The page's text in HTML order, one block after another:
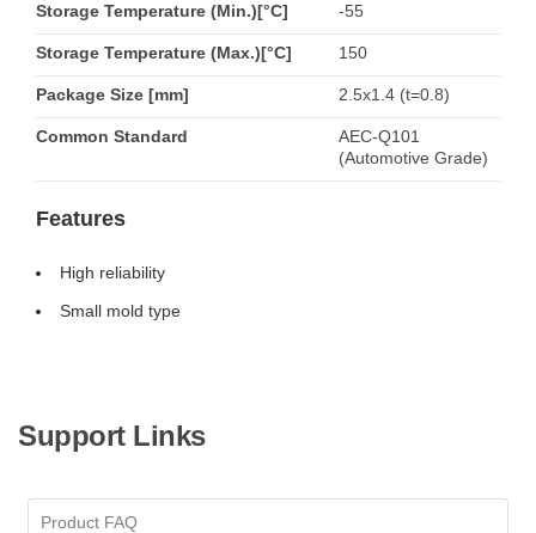
Storage Temperature (Min.)[°C] -55
Storage Temperature (Max.)[°C] 150
Package Size [mm] 2.5x1.4 (t=0.8)
Common Standard
AEC-Q101
(Automotive Grade)
Features
High reliability
Small mold type
Support Links
Product FAQ